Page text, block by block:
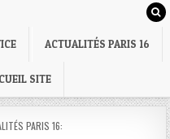
ACTUALITÉS PARIS 16
SITE
PARIS 16: